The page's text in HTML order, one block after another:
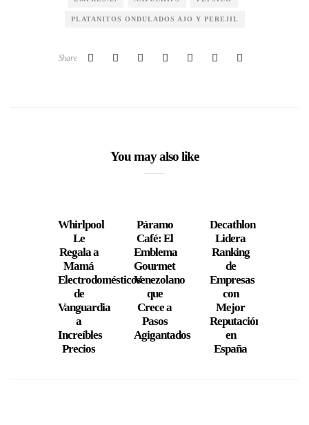
PLATANITOS ONDULADOS AJO Y PEREJIL
Share
You may also like
Whirlpool
Le
Regala a
Mamá
Electrodomésticos
de
Vanguardia
a
Increíbles
Precios
Páramo
Café: El
Emblema
Gourmet
Venezolano
que
Crece a
Pasos
Agigantados
Decathlon
Lidera
Ranking
de
Empresas
con
Mejor
Reputación
en
España